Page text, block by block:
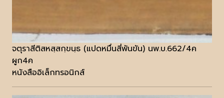
จตุราสีติสหสฺสกฺขนฺธ (แปดหมื่นสี่พันขัน) นพ.บ.662/4ค
ผูก4ค
หนังสืออิเล็กทรอนิกส์